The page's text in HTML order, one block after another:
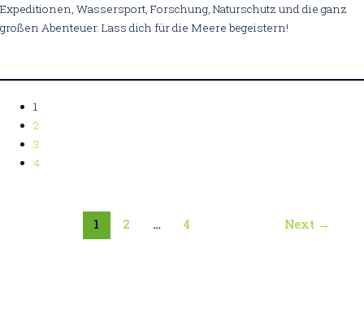
Expeditionen, Wassersport, Forschung, Naturschutz und die ganz
großen Abenteuer. Lass dich für die Meere begeistern!
1
2
3
4
1 2 … 4 Next →